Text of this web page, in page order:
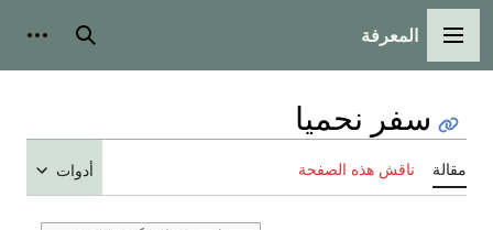
القائمة الرئيسية
المعرفة بحث
سفر نحميا
مقالة ناقش هذه الصفحة أدوات